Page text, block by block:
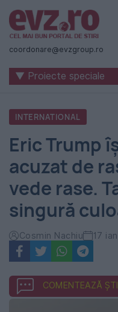
Știri
naționale
internaționale
România
-
Evenimentul
Zilei
coordonare@evzgroup.ro
▼ Proiecte speciale
INTERNATIONAL
Eric Trump
acuzat de
vede rase.
singură
Cosmin Nachiu 17
COMENTEAZĂ